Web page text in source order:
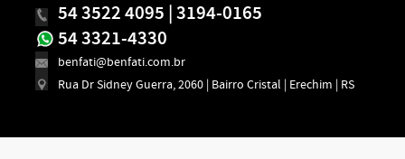
54 3522 4095 | 3194-0165
54 3321-4330
benfati@benfati.com.br
Rua Dr Sidney Guerra, 2060 | Bairro Cristal | Erechim | RS